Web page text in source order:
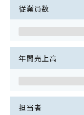
従業員数
年間売上高
担当者